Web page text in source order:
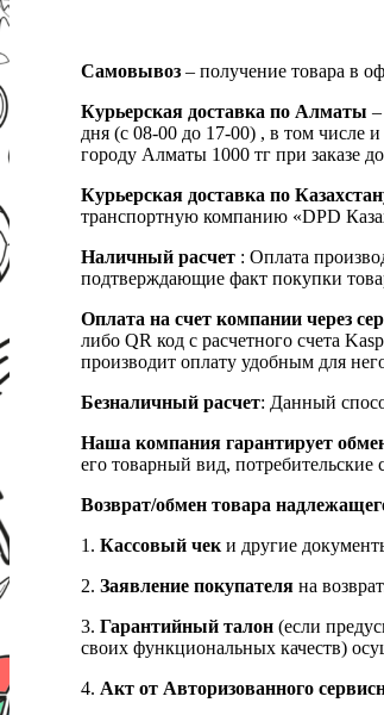
Самовывоз – получение товара в
Курьерская доставка по Алматы
дня (с 08-00 до 17-00) , в том
городу Алматы 1000 тг при
Курьерская доставка по
транспортную компанию «DPD
Наличный расчет : Оплата
подтверждающие факт покупки
Оплата на счет компании через
либо QR код с расчетного счета
производит оплату удобным для
Безналичный расчет: Данный
Наша компания гарантирует
его товарный вид,
Возврат/обмен товара
1. Кассовый чек и другие
2. Заявление покупателя на
3. Гарантийный талон (если
своих функциональных качеств)
4. Акт от Авторизованного